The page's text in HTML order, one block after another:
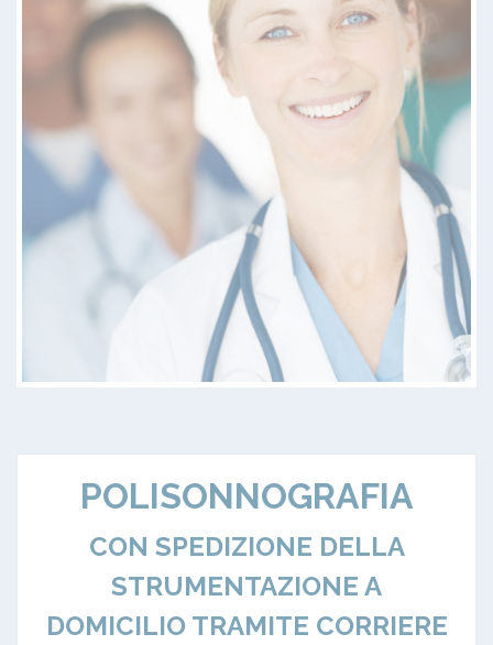
POLISONNOGRAFIA
CON SPEDIZIONE DELLA
STRUMENTAZIONE A
DOMICILIO TRAMITE CORRIERE